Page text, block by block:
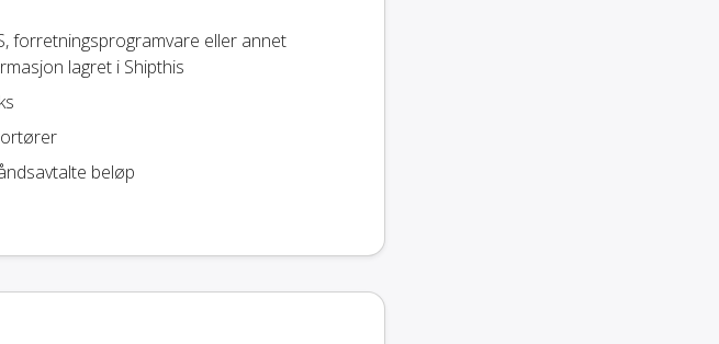
forretningsprogramvare eller annet
lagret i Shipthis
beløp